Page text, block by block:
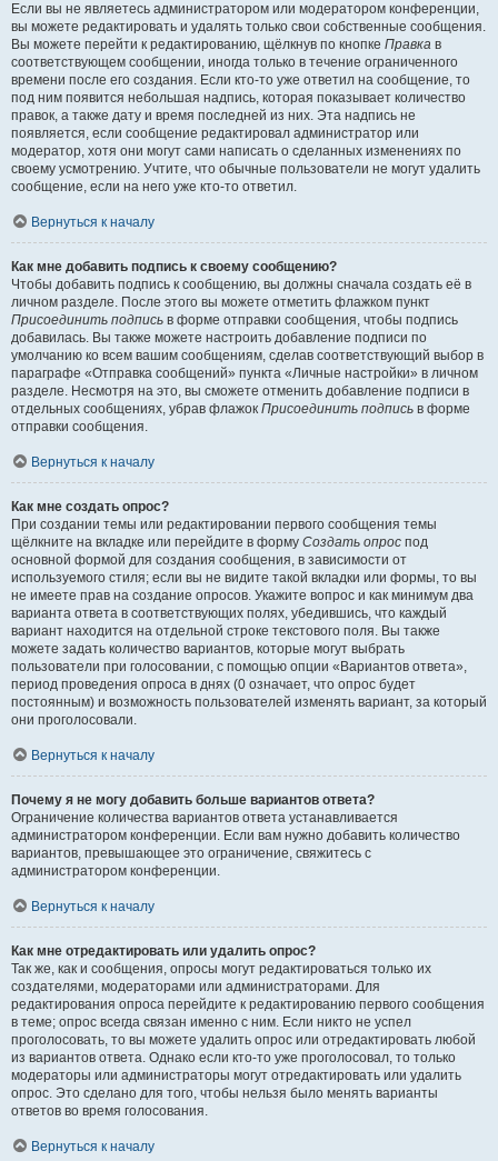
Если вы не являетесь администратором или модератором конференции,
вы можете редактировать и удалять только свои собственные сообщения.
Вы можете перейти к редактированию, щёлкнув по кнопке Правка в
соответствующем сообщении, иногда только в течение ограниченного
времени после его создания. Если кто-то уже ответил на сообщение, то
под ним появится небольшая надпись, которая показывает количество
правок, а также дату и время последней из них. Эта надпись не
появляется, если сообщение редактировал администратор или
модератор, хотя они могут сами написать о сделанных изменениях по
своему усмотрению. Учтите, что обычные пользователи не могут удалить
сообщение, если на него уже кто-то ответил.
Вернуться к началу
Как мне добавить подпись к своему сообщению?
Чтобы добавить подпись к сообщению, вы должны сначала создать её в
личном разделе. После этого вы можете отметить флажком пункт
Присоединить подпись в форме отправки сообщения, чтобы подпись
добавилась. Вы также можете настроить добавление подписи по
умолчанию ко всем вашим сообщениям, сделав соответствующий выбор в
параграфе «Отправка сообщений» пункта «Личные настройки» в личном
разделе. Несмотря на это, вы сможете отменить добавление подписи в
отдельных сообщениях, убрав флажок Присоединить подпись в форме
отправки сообщения.
Вернуться к началу
Как мне создать опрос?
При создании темы или редактировании первого сообщения темы
щёлкните на вкладке или перейдите в форму Создать опрос под
основной формой для создания сообщения, в зависимости от
используемого стиля; если вы не видите такой вкладки или формы, то вы
не имеете прав на создание опросов. Укажите вопрос и как минимум два
варианта ответа в соответствующих полях, убедившись, что каждый
вариант находится на отдельной строке текстового поля. Вы также
можете задать количество вариантов, которые могут выбрать
пользователи при голосовании, с помощью опции «Вариантов ответа»,
период проведения опроса в днях (0 означает, что опрос будет
постоянным) и возможность пользователей изменять вариант, за который
они проголосовали.
Вернуться к началу
Почему я не могу добавить больше вариантов ответа?
Ограничение количества вариантов ответа устанавливается
администратором конференции. Если вам нужно добавить количество
вариантов, превышающее это ограничение, свяжитесь с
администратором конференции.
Вернуться к началу
Как мне отредактировать или удалить опрос?
Так же, как и сообщения, опросы могут редактироваться только их
создателями, модераторами или администраторами. Для
редактирования опроса перейдите к редактированию первого сообщения
в теме; опрос всегда связан именно с ним. Если никто не успел
проголосовать, то вы можете удалить опрос или отредактировать любой
из вариантов ответа. Однако если кто-то уже проголосовал, то только
модераторы или администраторы могут отредактировать или удалить
опрос. Это сделано для того, чтобы нельзя было менять варианты
ответов во время голосования.
Вернуться к началу